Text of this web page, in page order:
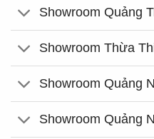
Showroom Quảng
Showroom Thừa
Showroom Quảng
Showroom Quảng